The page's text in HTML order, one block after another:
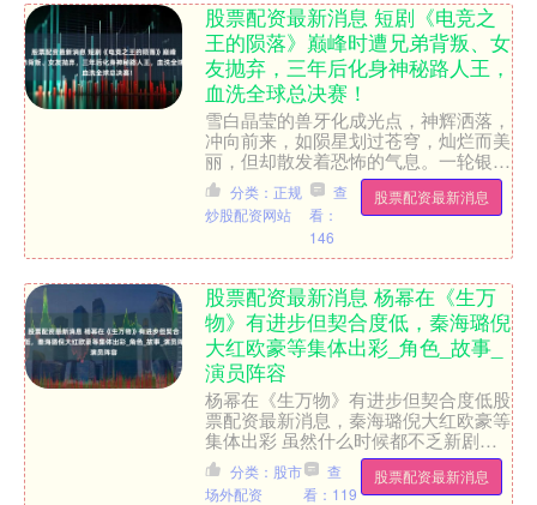
股票配资最新消息 短剧《电竞之
王的陨落》巅峰时遭兄弟背叛、女
友抛弃，三年后化身神秘路人王，
血洗全球总决赛！
雪白晶莹的兽牙化成光点，神辉洒落，
冲向前来，如陨星划过苍穹，灿烂而美
丽，但却散发着恐怖的气息。一轮银月
升起，宛若在波光粼粼的海面上悬挂，
一片宁静与祥和，然而“当....股票配资最新消息
分类：正规
炒股配资网站
查
看：
146
股票配资最新消息 杨幂在《生万
物》有进步但契合度低，秦海璐倪
大红欧豪等集体出彩_角色_故事_
演员阵容
杨幂在《生万物》有进步但契合度低股
票配资最新消息，秦海璐倪大红欧豪等
集体出彩 虽然什么时候都不乏新剧，
但在越来越剧荒的当下，每段时期都不
见得有特别火的。而最近比....
股票配资最新消息
分类：股市
场外配资
查
看：119